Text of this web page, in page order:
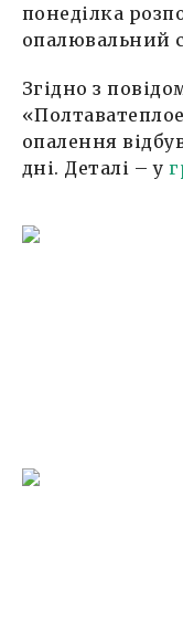
понеділка
опалювальний
Згідно з
опалення
дні. Деталі – у